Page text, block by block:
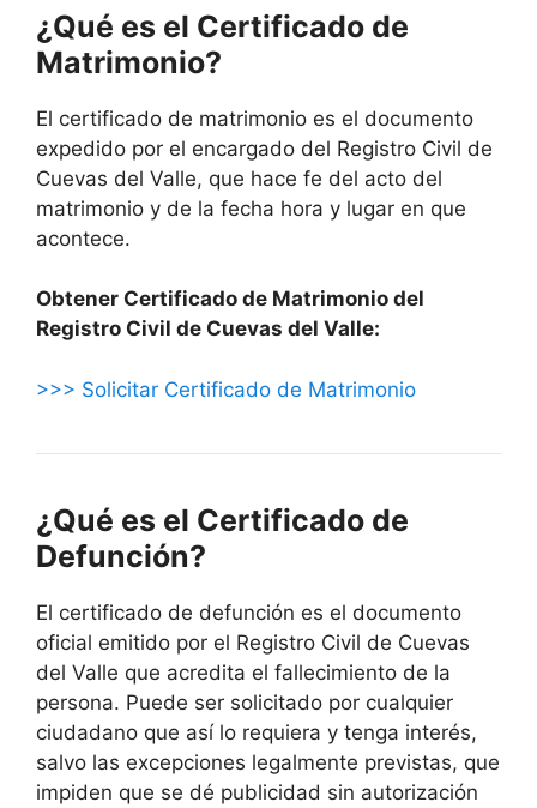
¿Qué es el Certificado de
Matrimonio?
El certificado de matrimonio es el documento
expedido por el encargado del Registro Civil de
Cuevas del Valle, que hace fe del acto del
matrimonio y de la fecha hora y lugar en que
acontece.
Obtener Certificado de Matrimonio del
Registro Civil de Cuevas del Valle:
>>> Solicitar Certificado de Matrimonio
¿Qué es el Certificado de
Defunción?
El certificado de defunción es el documento
oficial emitido por el Registro Civil de Cuevas
del Valle que acredita el fallecimiento de la
persona. Puede ser solicitado por cualquier
ciudadano que así lo requiera y tenga interés,
salvo las excepciones legalmente previstas, que
impiden que se dé publicidad sin autorización